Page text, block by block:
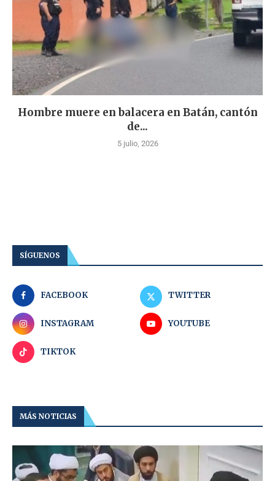
Hombre muere en balacera en Batán, cantón
de...
5 julio, 2026
SÍGUENOS
FACEBOOK TWITTER
INSTAGRAM YOUTUBE
TIKTOK
MÁS NOTICIAS